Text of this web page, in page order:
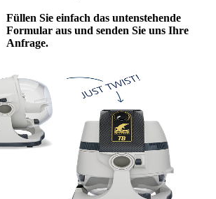
Füllen Sie einfach das untenstehende
Formular aus und senden Sie uns Ihre
Anfrage.